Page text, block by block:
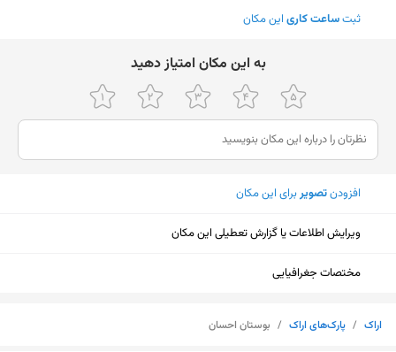
ثبتساعت کاری این مکان
ﺑﻪ اﯾﻦ ﻣﮑﺎن اﻣﺘﯿﺎز دﻫﯿﺪ
افزودنتصویربرای این مکان
ویرایش اطلاعات یا گزارش تعطیلی این مکان
مختصات جغرافیایی
اراک / پارک‌های اراک / بوستان احسان